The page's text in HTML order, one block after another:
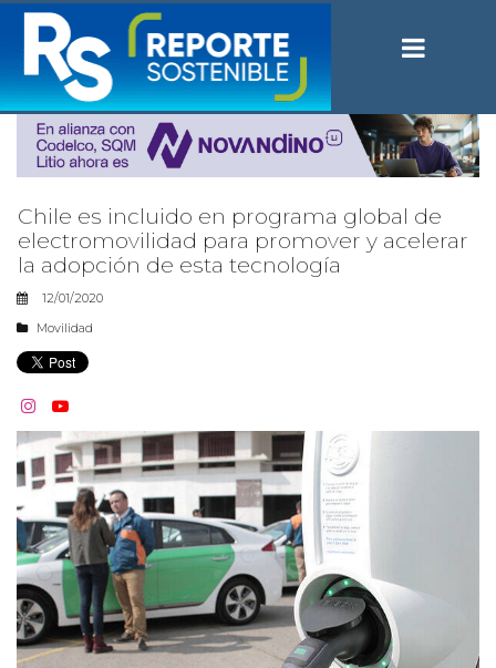
Chile es incluido en programa global de
electromovilidad para promover y acelerar
la adopción de esta tecnología
12/01/2020
Movilidad
 